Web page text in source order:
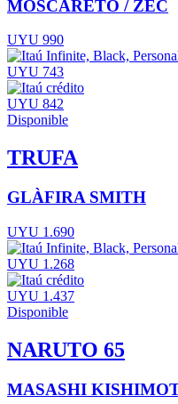
MOSCARETO / ZEC
UYU 990
UYU 743
UYU 842
Disponible
TRUFA
GLÀFIRA SMITH
UYU 1.690
UYU 1.268
UYU 1.437
Disponible
NARUTO 65
MASASHI